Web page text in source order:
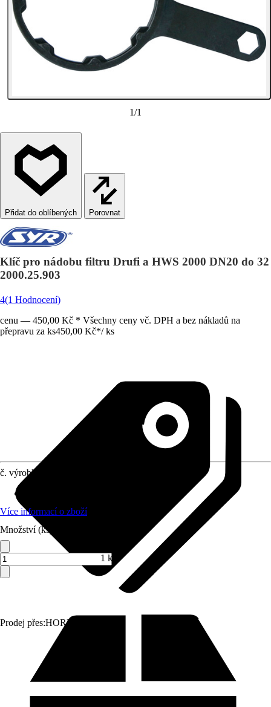
1/1
Porovnat
Klíč pro nádobu filtru Drufi a HWS 2000 DN20 do 32
2000.25.903
4(1 Hodnocení)
cenu — 450,00 Kč * Všechny ceny vč. DPH a bez nákladů na
přepravu za ks450,00 Kč*/ ks
Prodej přes:HORNBACH
č. výrobku
Více informací o zboží
Množství (ks)
1 ks